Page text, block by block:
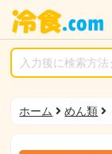
ホーム めん類